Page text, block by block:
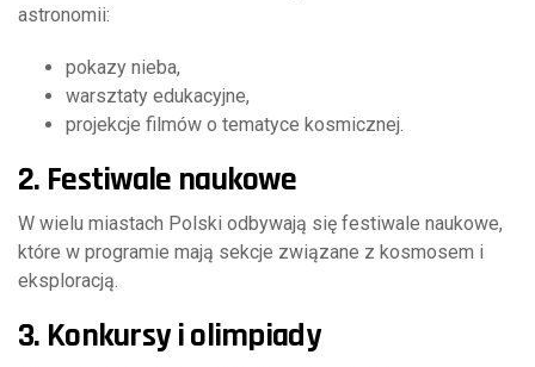
astronomii:
pokazy nieba,
warsztaty edukacyjne,
projekcje filmów o tematyce kosmicznej.
2. Festiwale naukowe
W wielu miastach Polski odbywają się festiwale naukowe,
które w programie mają sekcje związane z kosmosem i
eksploracją.
3. Konkursy i olimpiady